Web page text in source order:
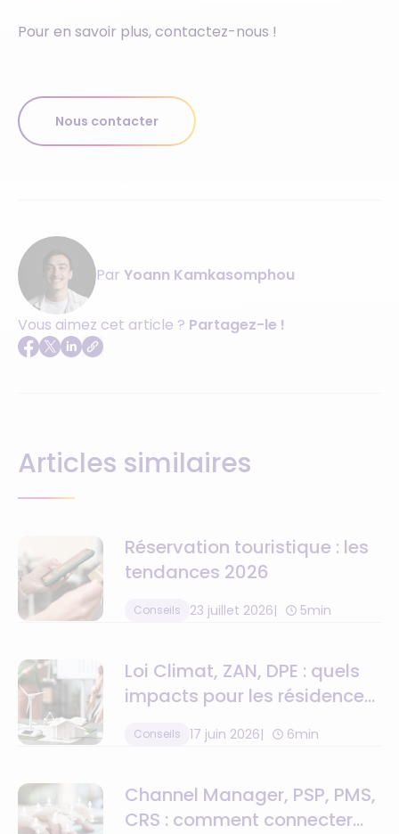
Pour en savoir plus, contactez-nous !
Nous contacter
Par Yoann Kamkasomphou
Vous aimez cet article ? Partagez-le !
Articles similaires
Réservation touristique : les
tendances 2026
Conseils 23 juillet 2026 5min
Loi Climat, ZAN, DPE : quels
impacts pour les résidences
Conseils 17 juin 2026 6min
Channel Manager, PSP, PMS,
CRS : comment connecter